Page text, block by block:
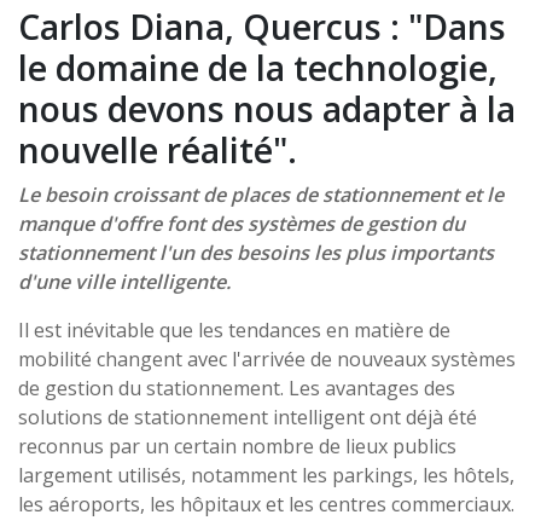
Carlos Diana, Quercus : "Dans
le domaine de la technologie,
nous devons nous adapter à la
nouvelle réalité".
Le besoin croissant de places de stationnement et le
manque d'offre font des systèmes de gestion du
stationnement l'un des besoins les plus importants
d'une ville intelligente.
Il est inévitable que les tendances en matière de
mobilité changent avec l'arrivée de nouveaux systèmes
de gestion du stationnement. Les avantages des
solutions de stationnement intelligent ont déjà été
reconnus par un certain nombre de lieux publics
largement utilisés, notamment les parkings, les hôtels,
les aéroports, les hôpitaux et les centres commerciaux.